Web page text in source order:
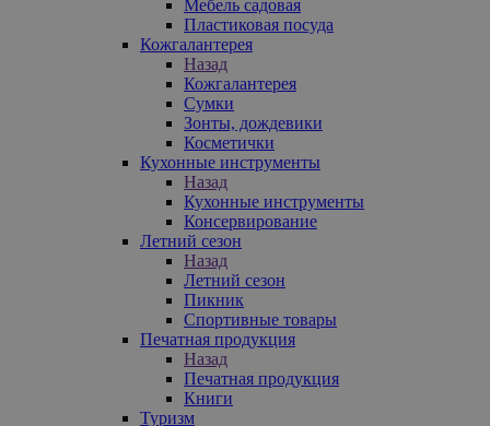
Мебель садовая
Пластиковая посуда
Кожгалантерея
Назад
Кожгалантерея
Сумки
Зонты, дождевики
Косметички
Кухонные инструменты
Назад
Кухонные инструменты
Консервирование
Летний сезон
Назад
Летний сезон
Пикник
Спортивные товары
Печатная продукция
Назад
Печатная продукция
Книги
Туризм